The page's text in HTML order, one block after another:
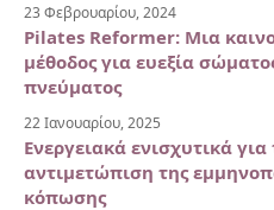
23 Φεβρουαρίου, 2024
Pilates Reformer: Μια
μέθοδος για ευεξία
πνεύματος
22 Ιανουαρίου, 2025
Ενεργειακά ενισχυτικά για
αντιμετώπιση της
κόπωσης